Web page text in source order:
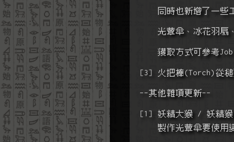
同時也新增了一
光蕈傘、冰花羽
獲取方式可參考
[3] 火把棒(Torch)從槌
--其他雜項更新--
[1] 妖精大猴 / 妖精猴
製作光蕈傘要使